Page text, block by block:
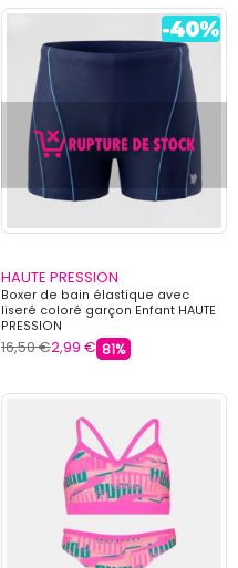
HAUTE PRESSION
Boxer de bain élastique avec
liseré coloré garçon Enfant HAUTE
PRESSION
16,50 €2,99 € 81%